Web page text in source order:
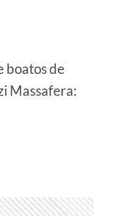
boatos de
Massafera: